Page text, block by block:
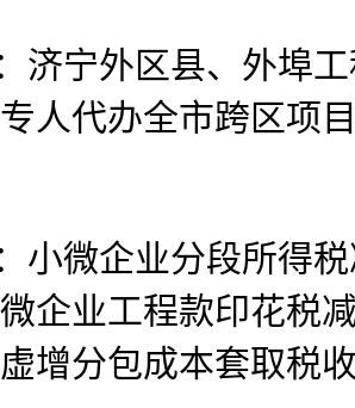
宁外区县、外埠工
人代办全市跨区项
微企业分段所得税
企业工程款印花税
增分包成本套取税收